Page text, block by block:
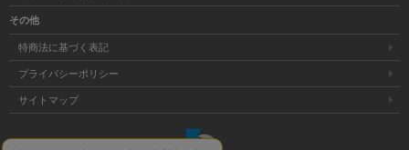
その他
特商法に基づく表記
プライバシーポリシー
サイトマップ